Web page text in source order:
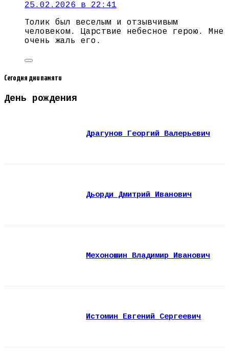
25.02.2026 в 22:41
Толик был веселым и отзывчивым
человеком. Царствие небесное герою. Мне
очень жаль его.
Сегодня дни памяти
День рождения
Драгунов Георгий Валерьевич
Дьорди Дмитрий Иванович
Мехоношин Владимир Иванович
Истомин Евгений Сергеевич